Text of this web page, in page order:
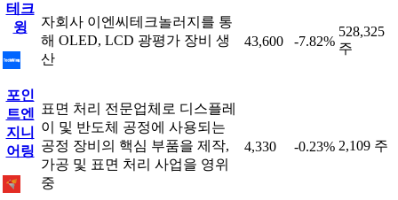
테크
윙
자회사 이엔씨테크놀러지를 통
해 OLED, LCD 광평가 장비 생
산
43,600 -7.82%
528,325
주
포인
트엔
지니
어링
표면 처리 전문업체로 디스플레
이 및 반도체 공정에 사용되는
공정 장비의 핵심 부품을 제작,
가공 및 표면 처리 사업을 영위
중
4,330 -0.23% 2,109 주